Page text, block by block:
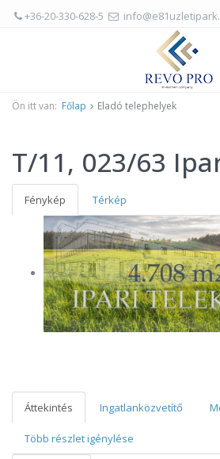
+36-20-330-628-5
Ön itt van: Főlap Eladó telephelyek
T/11, 023/63
Fénykép Térkép
Áttekintés
Ingatlanközvetítő
Több részlet igénylése